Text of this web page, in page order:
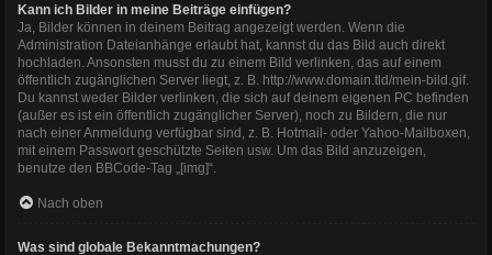
Kann ich Bilder in meine Beiträge einfügen?
Ja, Bilder können in deinem Beitrag angezeigt werden. Wenn die
Administration Dateianhänge erlaubt hat, kannst du das Bild auch direkt
hochladen. Ansonsten musst du zu einem Bild verlinken, das auf einem
öffentlich zugänglichen Server liegt, z. B. http://www.domain.tld/mein-bild.gif.
Du kannst weder Bilder verlinken, die sich auf deinem eigenen PC befinden
(außer es ist ein öffentlich zugänglicher Server), noch zu Bildern, die nur
nach einer Anmeldung verfügbar sind, z. B. Hotmail- oder Yahoo-Mailboxen,
mit einem Passwort geschützte Seiten usw. Um das Bild anzuzeigen,
benutze den BBCode-Tag „[img]“.
Nach oben
Was sind globale Bekanntmachungen?